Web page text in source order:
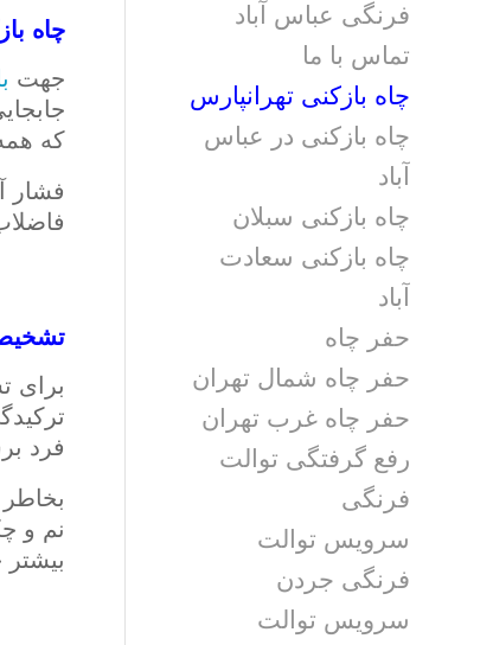
چاه
جهت
که
فشار
برای
فرد
نم و
بیشتر
فرنگی عباس آباد
تماس با ما
چاه بازکنی تهرانپارس
چاه بازکنی در عباس
آباد
چاه بازکنی سبلان
چاه بازکنی سعادت
آباد
حفر چاه
حفر چاه شمال تهران
حفر چاه غرب تهران
رفع گرفتگی توالت
فرنگی
سرویس توالت
فرنگی جردن
سرویس توالت